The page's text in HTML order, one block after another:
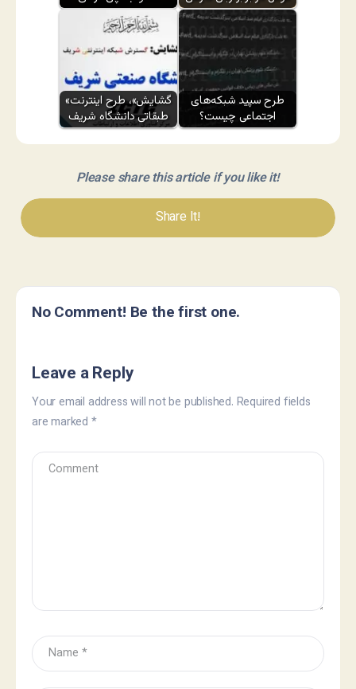
«گشایش»، طرح اینترنت
طبقاتی دانشگاه شریف
طرح سپید شبکه‌های
اجتماعی چیست؟
Please share this article if you like it!
Share It!
No Comment! Be the first one.
Leave a Reply
Your email address will not be published. Required fields
are marked *